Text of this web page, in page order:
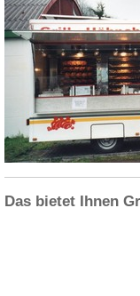
Das bietet Ihnen